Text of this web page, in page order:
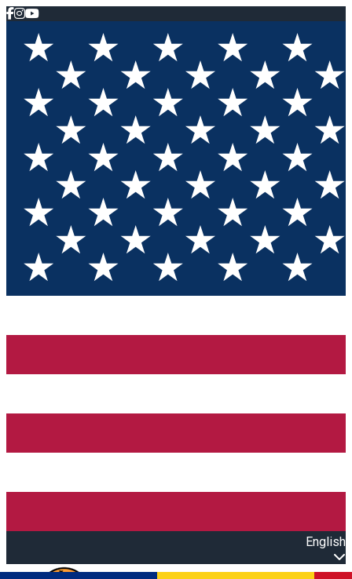
English